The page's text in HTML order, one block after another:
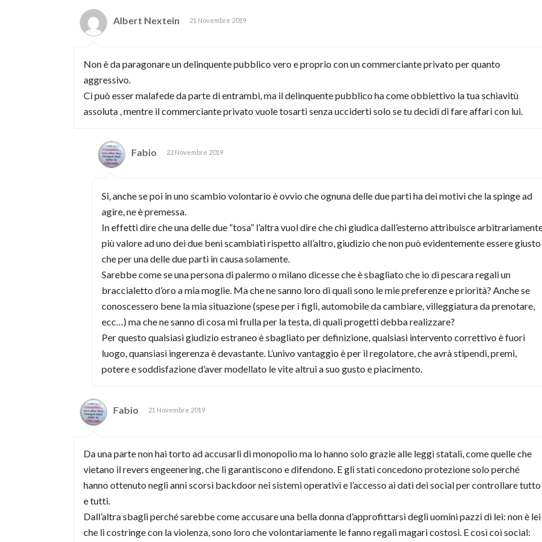
Albert Nextein 21 Novembre 2019
Non è da paragonare un delinquente pubblico vero e proprio con un commerciante privato per quanto
aggressivo.
Ci può esser malafede da parte di entrambi, ma il delinquente pubblico ha come obbiettivo la tua schiavitù
assoluta , mentre il commerciante privato vuole tosarti senza ucciderti solo se tu decidi di fare affari con lui.
Fabio 22 Novembre 2019
Si, anche se poi in uno scambio volontario è ovvio che ognuna delle due parti ha dei motivi che la spinge ad
agire, ne è premessa.
In effetti dire che una delle due “tosa” l’altra vuol dire che chi giudica dall’esterno attribuisce
più valore ad uno dei due beni scambiati rispetto all’altro, giudizio che non può evidentemente essere giusto
che per una delle due parti in causa solamente.
Sarebbe come se una persona di palermo o milano dicesse che è sbagliato che io di pescara regali un
braccialetto d’oro a mia moglie. Ma che ne sanno loro di quali sono le mie preferenze e priorità? Anche se
conoscessero bene la mia situazione (spese per i figli, automobile da cambiare, villeggiatura da prenotare,
ecc…) ma che ne sanno di cosa mi frulla per la testa, di quali progetti debba realizzare?
Per questo qualsiasi giudizio estraneo è sbagliato per definizione, qualsiasi intervento correttivo è fuori
luogo, quansiasi ingerenza è devastante. L’univo vantaggio è per il regolatore, che avrà stipendi, premi,
potere e soddisfazione d’aver modellato le vite altrui a suo gusto e piacimento.
Fabio 21 Novembre 2019
Da una parte non hai torto ad accusarli di monopolio ma lo hanno solo grazie alle leggi statali, come quelle che
vietano il revers engeenering, che li garantiscono e difendono. E gli stati concedono protezione solo perché
hanno ottenuto negli anni scorsi backdoor nei sistemi operativi e l’accesso ai dati dei social per controllare tutto
e tutti.
Dall’altra sbagli perché sarebbe come accusare una bella donna d’approfittarsi degli uomini pazzi di lei: non è lei
che li costringe con la violenza, sono loro che volontariamente le fanno regali magari costosi. E così coi social: